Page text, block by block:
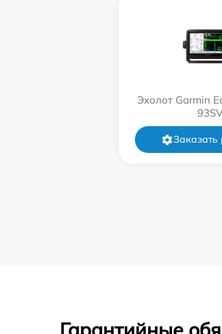
Эхолот Garmin
93SV
Заказать